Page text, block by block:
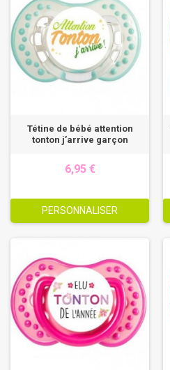
Tétine de bébé attention
tonton j’arrive garçon
6,95 €
PERSONNALISER